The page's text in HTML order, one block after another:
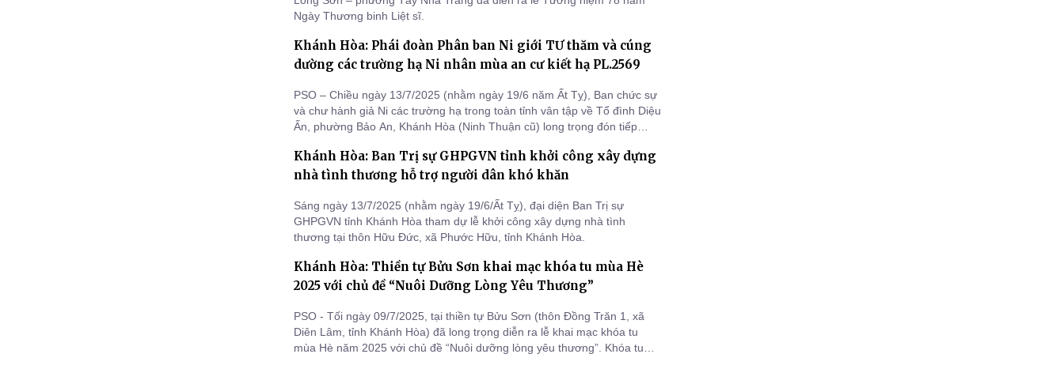
Ngày Thương binh Liệt sĩ.
Khánh Hòa: Phái đoàn Phân ban Ni giới TƯ thăm và cúng
dường các trường hạ Ni nhân mùa an cư kiết hạ PL.2569
PSO – Chiều ngày 13/7/2025 (nhằm ngày 19/6 năm Ất Tỵ), Ban chức sự
và chư hành giả Ni các trường hạ trong toàn tỉnh vân tập về Tổ đình Diệu
Ấn, phường Bảo An, Khánh Hòa (Ninh Thuận cũ) long trọng đón tiếp
hạ Ni nhân mùa An cư kiết hạ PL.2569 do Ni trưởng Thích Nữ Như Như
– Phó Trưở
Khánh Hòa: Ban Trị sự GHPGVN tỉnh khởi công xây dựng
nhà tình thương hỗ trợ người dân khó khăn
Sáng ngày 13/7/2025 (nhằm ngày 19/6/Ất Tỵ), đại diện Ban Trị sự
GHPGVN tỉnh Khánh Hòa tham dự lễ khởi công xây dựng nhà tình
thương tại thôn Hữu Đức, xã Phước Hữu, tỉnh Khánh Hòa.
Khánh Hòa: Thiền tự Bửu Sơn khai mạc khóa tu mùa Hè
2025 với chủ đề “Nuôi Dưỡng Lòng Yêu Thương”
PSO - Tối ngày 09/7/2025, tại thiền tự Bửu Sơn (thôn Đồng Trăn 1, xã
Diên Lâm, tỉnh Khánh Hòa) đã long trọng diễn ra lễ khai mạc khóa tu
mùa Hè năm 2025 với chủ đề “Nuôi dưỡng lòng yêu thương”. Khóa tu